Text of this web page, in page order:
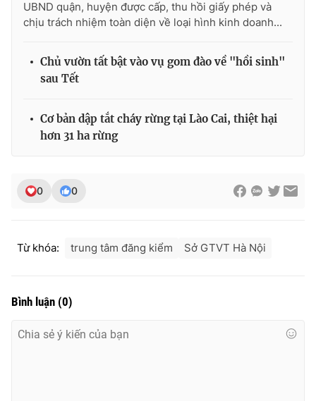
Ðiện thoại Thời báo VTV:024.66 897 897
Email:toasoan@vtv.vn
® Cấm sao chép dưới mọi hình thức nếu không có sự chấp
UBND quận, huyện được cấp, thu hồi giấy phép và
chịu trách nhiệm toàn diện về loại hình kinh doanh...
Chủ vườn tất bật vào vụ gom đào về "hồi sinh"
sau Tết
Cơ bản dập tắt cháy rừng tại Lào Cai, thiệt hại
hơn 31 ha rừng
0 0
Từ khóa: trung tâm đăng kiểm Sở GTVT Hà Nội
Bình luận (0)